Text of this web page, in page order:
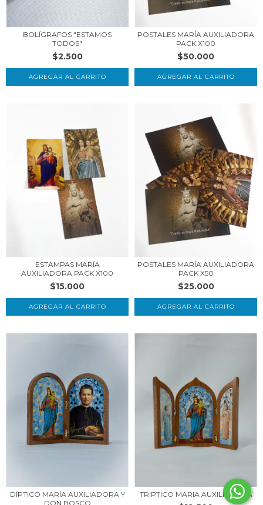
BOLÍGRAFOS "ESTAMOS
TODOS"
$2.500
AGREGAR AL CARRITO
POSTALES MARÍA AUXILIADORA
PACK X100
$50.000
AGREGAR AL CARRITO
ESTAMPAS MARÍA
AUXILIADORA PACK X100
$15.000
AGREGAR AL CARRITO
POSTALES MARÍA AUXILIADORA
PACK X50
$25.000
AGREGAR AL CARRITO
DÍPTICO MARÍA AUXILIADORA Y
DON BOSCO
TRIPTICO MARIA AUXILIADORA